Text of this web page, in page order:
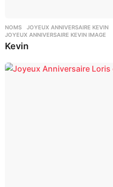
NOMS JOYEUX ANNIVERSAIRE KEVIN
JOYEUX ANNIVERSAIRE KEVIN IMAGE
Kevin